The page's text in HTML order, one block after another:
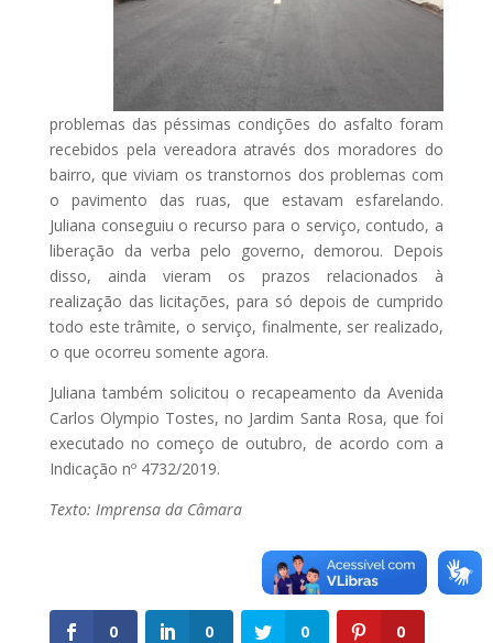
problemas das péssimas condições do asfalto foram
recebidos pela vereadora através dos moradores do
bairro, que viviam os transtornos dos problemas com
o pavimento das ruas, que estavam esfarelando.
Juliana conseguiu o recurso para o serviço, contudo, a
liberação da verba pelo governo, demorou. Depois
disso, ainda vieram os prazos relacionados à
realização das licitações, para só depois de cumprido
todo este trâmite, o serviço, finalmente, ser realizado,
o que ocorreu somente agora.
Juliana também solicitou o recapeamento da Avenida
Carlos Olympio Tostes, no Jardim Santa Rosa, que foi
executado no começo de outubro, de acordo com a
Indicação nº 4732/2019.
Texto: Imprensa da Câmara
0 0 0 0